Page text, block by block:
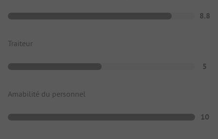
8.8
Traiteur
5
Amabilité du personnel
10